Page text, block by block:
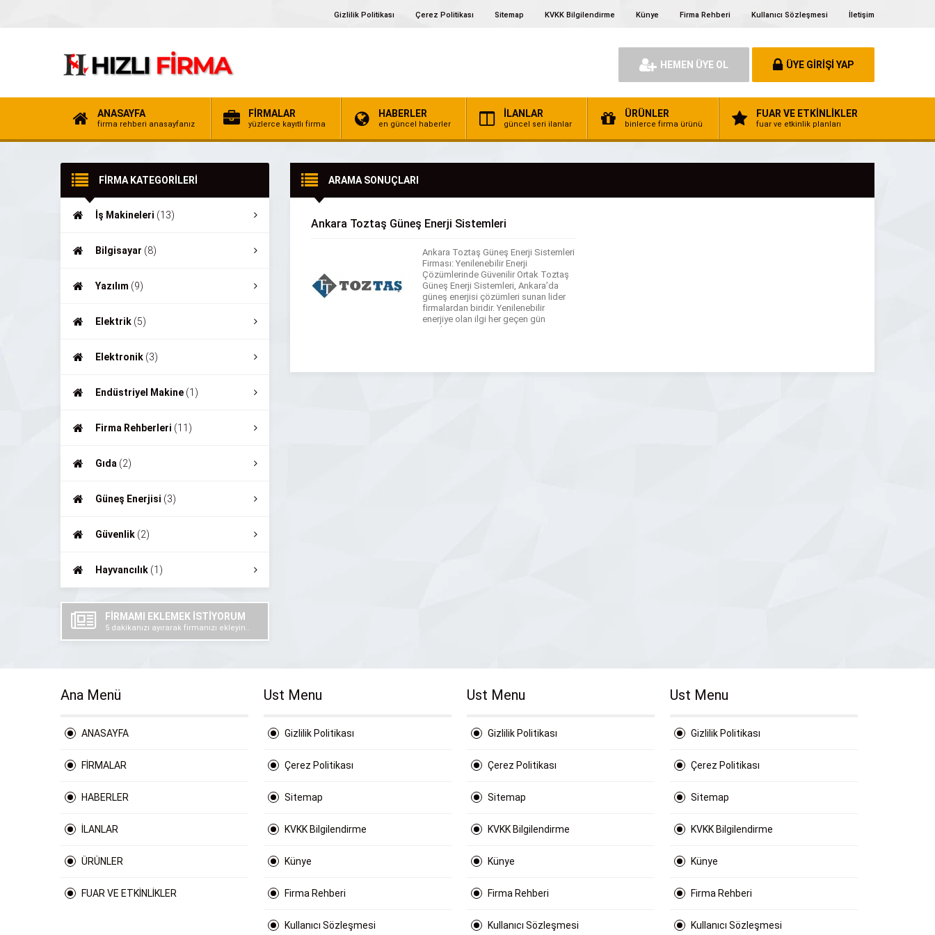
Gizlilik Politikası Çerez Politikası Sitemap KVKK Bilgilendirme Künye Firma Rehberi Kullanıcı Sözleşmesi İletişim
HEMEN ÜYE OL ÜYE GİRİŞİ YAP
ANASAYFA
firma rehberi anasayfanız
FİRMALAR
yüzlerce kayıtlı firma
HABERLER
en güncel haberler
İLANLAR
güncel seri ilanlar
ÜRÜNLER
binlerce firma ürünü
FUAR VE ETKİNLİKLER
fuar ve etkinlik planları
FİRMA KATEGORİLERİ
İş Makineleri (13)
Bilgisayar (8)
Yazılım (9)
Elektrik (5)
Elektronik (3)
Endüstriyel Makine (1)
Firma Rehberleri (11)
Gıda (2)
Güneş Enerjisi (3)
Güvenlik (2)
Hayvancılık (1)
FİRMAMI EKLEMEK İSTİYORUM
5 dakikanızı ayırarak firmanızı ekleyin..
ARAMA SONUÇLARI
Ankara Toztaş Güneş Enerji Sistemleri
Ankara Toztaş Güneş Enerji Sistemleri
Firması: Yenilenebilir Enerji
Çözümlerinde Güvenilir Ortak Toztaş
Güneş Enerji Sistemleri, Ankara’da
güneş enerjisi çözümleri sunan lider
firmalardan biridir. Yenilenebilir
enerjiye olan ilgi her geçen gün
artarken, Toztaş Güneş Enerji, çevre
sunmaktadır. Güneş enerjisinin
Ana Menü
ANASAYFA
FİRMALAR
HABERLER
İLANLAR
ÜRÜNLER
FUAR VE ETKİNLİKLER
Ust Menu
Gizlilik Politikası
Çerez Politikası
Sitemap
KVKK Bilgilendirme
Künye
Firma Rehberi
Kullanıcı Sözleşmesi
Ust Menu
Gizlilik Politikası
Çerez Politikası
Sitemap
KVKK Bilgilendirme
Künye
Firma Rehberi
Kullanıcı Sözleşmesi
Ust Menu
Gizlilik Politikası
Çerez Politikası
Sitemap
KVKK Bilgilendirme
Künye
Firma Rehberi
Kullanıcı Sözleşmesi